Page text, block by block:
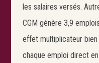
les salaires versés.
CGM génère 3,9
effet multiplicateur bien
chaque emploi direct